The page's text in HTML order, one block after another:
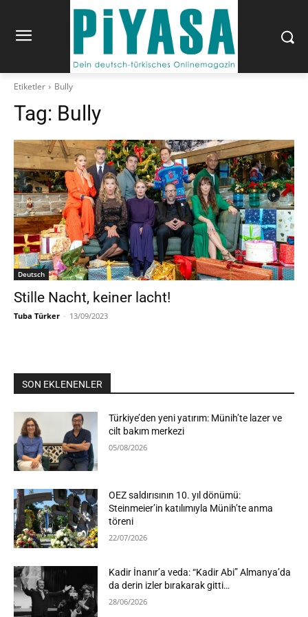
Etiketler Bully
Tag: Bully
Deutsch
Stille Nacht, keiner lacht!
Tuba Türker - 13/09/2023
SON EKLENENLER
Türkiye’den yeni yatırım: Münih’te lazer ve
cilt bakım merkezi
05/08/2026
OEZ saldırısının 10. yıl dönümü:
Steinmeier’in katılımıyla Münih’te anma
töreni
22/07/2026
Kadir İnanır’a veda: “Kadir Abi” Almanya’da
da derin izler bırakarak gitti…
28/06/2026